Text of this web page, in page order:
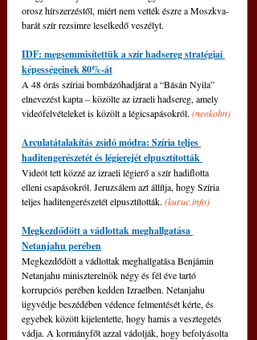
orosz hírszerzéstől, miért nem vették észre a Moszkva-
barát szír rezsimre leselkedő veszélyt.
IDF: megsemmisítettük a szír hadsereg stratégiai
képességeinek 80%-át
A 48 ​​órás szíriai bombázóhadjárat a “Básán Nyila”
elnevezést kapta ‒ közölte az izraeli hadsereg, amely
videófelvételeket is közölt a légicsapásokról. (neokohn)
Arculatátalakítás zsidó módra: Szíria teljes
haditengerészetét és légierejét elpusztították
Videót tett közzé az izraeli légierő a szír hadiflotta
elleni csapásokról. Jeruzsálem azt állítja, hogy Szíria
teljes haditengerészetét elpusztították. (kuruc.info)
Megkezdődött a vádlottak meghallgatása
Netanjahu perében
Megkezdődött a vádlottak meghallgatása Benjámin
Netanjahu miniszterelnök négy és fél éve tartó
korrupciós perében kedden Izraelben. Netanjahu
ügyvédje beszédében védence felmentését kérte, és
egyebek között kijelentette, hogy hamis a vesztegetés
vádja. A kormányfőt azzal vádolják, hogy befolyásolta